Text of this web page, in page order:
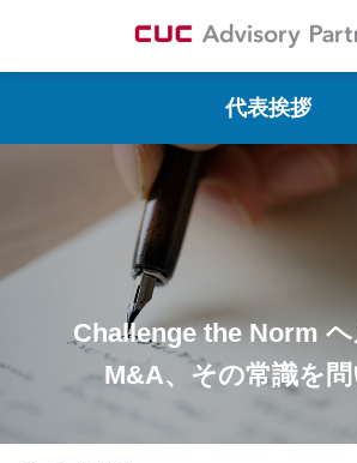
代表挨拶
Challenge the Norm
M&A、その常識を